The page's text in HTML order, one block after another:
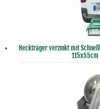
Heckträger verzinkt mit
115x55cm